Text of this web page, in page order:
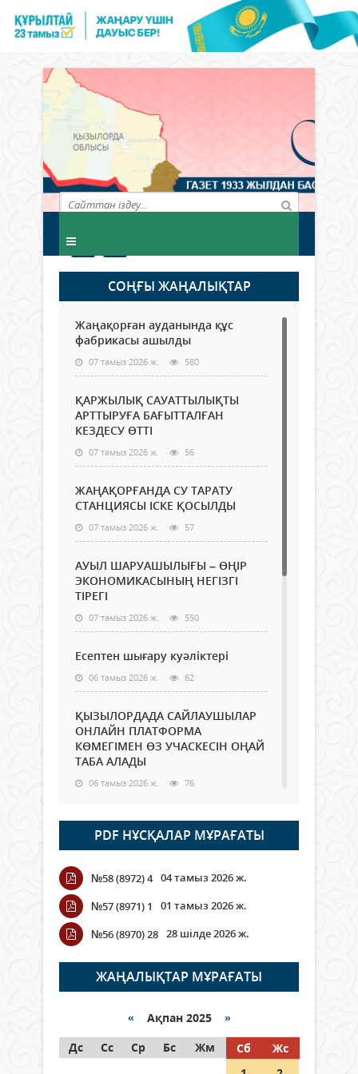
СОҢҒЫ ЖАҢАЛЫҚТАР
Жаңақорған ауданында құс
фабрикасы ашылды
07 тамыз 2026 ж. 580
ҚАРЖЫЛЫҚ САУАТТЫЛЫҚТЫ
АРТТЫРУҒА БАҒЫТТАЛҒАН
КЕЗДЕСУ ӨТТІ
07 тамыз 2026 ж. 56
ЖАҢАҚОРҒАНДА СУ ТАРАТУ
СТАНЦИЯСЫ ІСКЕ ҚОСЫЛДЫ
07 тамыз 2026 ж. 57
АУЫЛ ШАРУАШЫЛЫҒЫ – ӨҢІР
ЭКОНОМИКАСЫНЫҢ НЕГІЗГІ
ТІРЕГІ
07 тамыз 2026 ж. 550
Есептен шығару куәліктері
06 тамыз 2026 ж. 62
ҚЫЗЫЛОРДАДА САЙЛАУШЫЛАР
ОНЛАЙН ПЛАТФОРМА
КӨМЕГІМЕН ӨЗ УЧАСКЕСІН ОҢАЙ
ТАБА АЛАДЫ
06 тамыз 2026 ж. 76
Open Air: Қызылорда облысы
полиция департаменті 20
мыңнан астам көрерменнің
қауіпсіздігін қамтамасыз етті
06 тамыз 2026 ж.
Wi-Fi ҚАБЫРҒА АРҚЫЛЫ ҚАЛАЙ
ӨТЕДІ?
06 тамыз 2026 ж. 254
граждане Казахстана,
05 тамыз 2026 ж. 133
PDF НҰСҚАЛАР МҰРАҒАТЫ
№58 (8972) 4 04 тамыз 2026 ж.
№57 (8971) 1
01 тамыз 2026 ж.
№56 (8970) 28 28 шілде 2026 ж.
ЖАҢАЛЫҚТАР МҰРАҒАТЫ
« Ақпан 2025 »
Дс
Сс Ср Бс Жм Сб
Жс